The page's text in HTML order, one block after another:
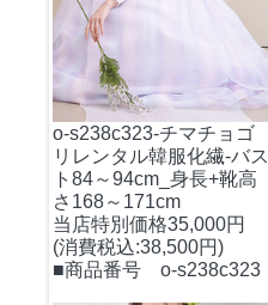
o-s238c323-チマチョゴ
リレンタル韓服化繊-バス
ト84～94cm_身長+靴高
さ168～171cm
当店特別価格35,000円
(消費税込:38,500円)
■商品番号 o-s238c323